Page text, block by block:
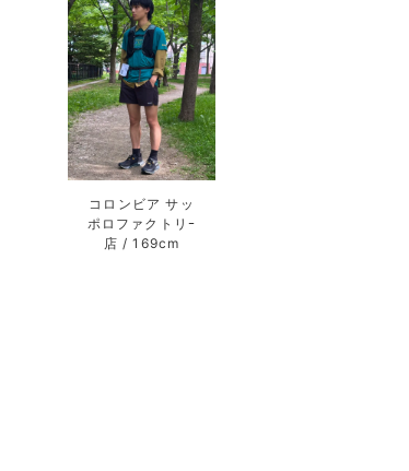
コロンビア サッ
ポロファクトリｰ
店
169cm